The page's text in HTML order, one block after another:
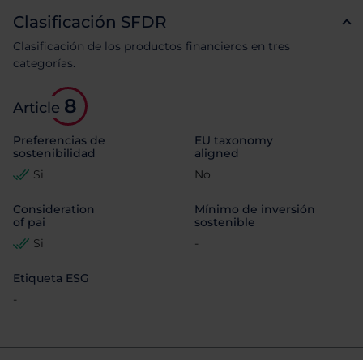
Clasificación SFDR
Clasificación de los productos financieros en tres
categorías.
Article 8
Preferencias de
sostenibilidad
Si
EU taxonomy
aligned
No
Consideration
of pai
Si
Mínimo de inversión
sostenible
-
Etiqueta ESG
-